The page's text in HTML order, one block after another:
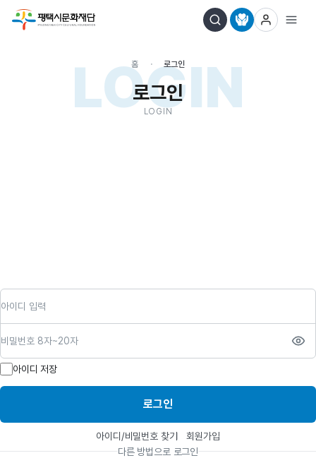
LOGIN
홈 로그인
로그인
LOGIN
아이디 저장
로그인
아이디/비밀번호 찾기
회원가입
다른 방법으로 로그인